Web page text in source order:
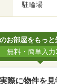
駐輪場
お部屋をもっと
無料・簡単入力
実際に物件を見